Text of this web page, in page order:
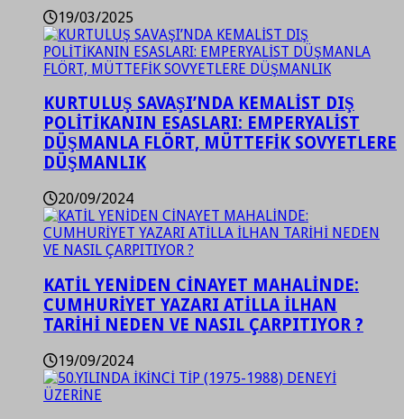
19/03/2025
KURTULUŞ SAVAŞI’NDA KEMALİST DIŞ
POLİTİKANIN ESASLARI: EMPERYALİST
DÜŞMANLA FLÖRT, MÜTTEFİK SOVYETLERE
DÜŞMANLIK
20/09/2024
KATİL YENİDEN CİNAYET MAHALİNDE:
CUMHURİYET YAZARI ATİLLA İLHAN
TARİHİ NEDEN VE NASIL ÇARPITIYOR ?
19/09/2024